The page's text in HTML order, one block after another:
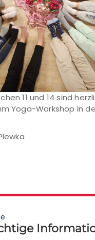
11 und 14 sind
Yoga-Workshop in